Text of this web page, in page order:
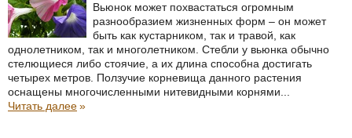
Вьюнок может похвастаться огромным
разнообразием жизненных форм – он может
быть как кустарником, так и травой, как
однолетником, так и многолетником. Стебли у вьюнка обычно
стелющиеся либо стоячие, а их длина способна достигать
четырех метров. Ползучие корневища данного растения
оснащены многочисленными нитевидными корнями...
Читать далее»